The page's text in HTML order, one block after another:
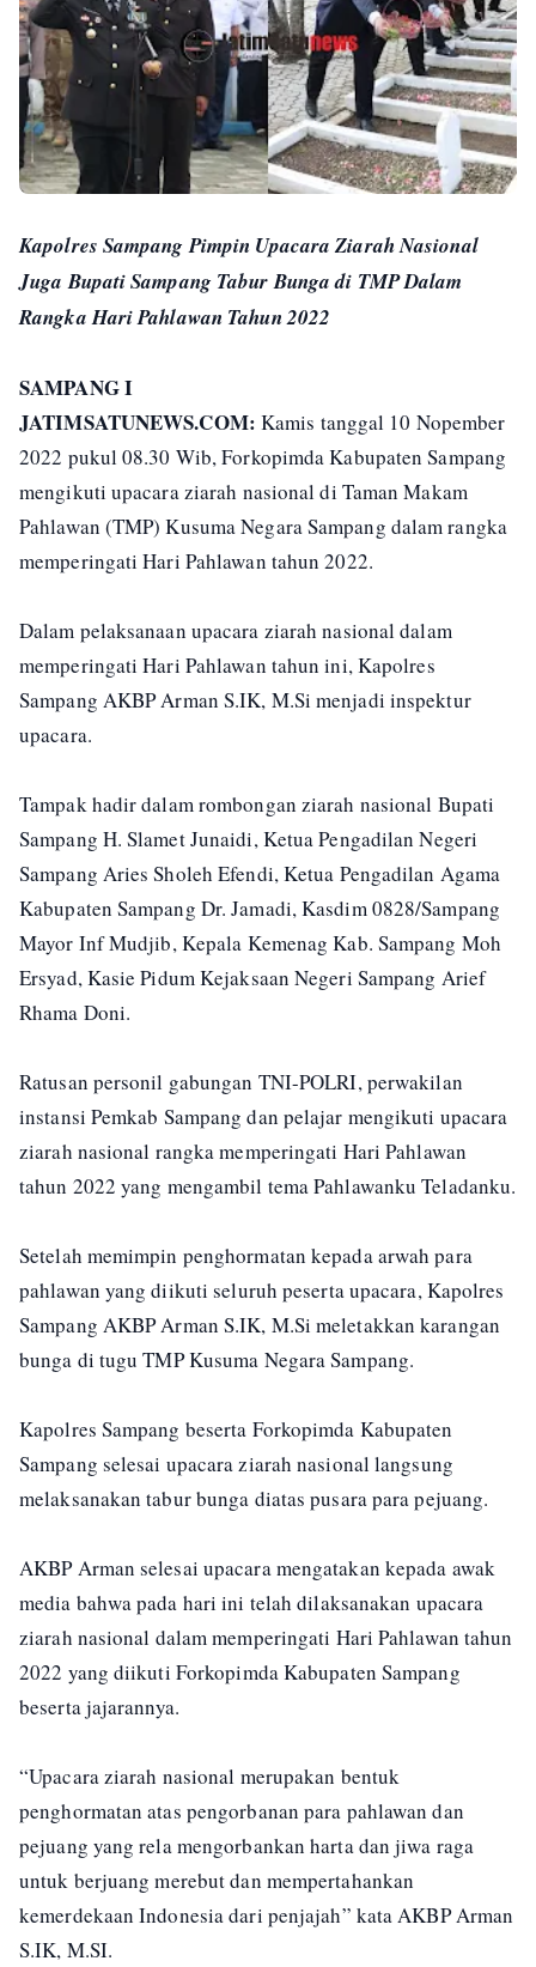
Kapolres Sampang Pimpin Upacara Ziarah Nasional
Juga Bupati Sampang Tabur Bunga di TMP Dalam
Rangka Hari Pahlawan Tahun 2022
SAMPANG I
JATIMSATUNEWS.COM: Kamis tanggal 10 Nopember
2022 pukul 08.30 Wib, Forkopimda Kabupaten Sampang
mengikuti upacara ziarah nasional di Taman Makam
Pahlawan (TMP) Kusuma Negara Sampang dalam rangka
memperingati Hari Pahlawan tahun 2022.
Dalam pelaksanaan upacara ziarah nasional dalam
memperingati Hari Pahlawan tahun ini, Kapolres
Sampang AKBP Arman S.IK, M.Si menjadi inspektur
upacara.
Tampak hadir dalam rombongan ziarah nasional Bupati
Sampang H. Slamet Junaidi, Ketua Pengadilan Negeri
Sampang Aries Sholeh Efendi, Ketua Pengadilan Agama
Kabupaten Sampang Dr. Jamadi, Kasdim 0828/Sampang
Mayor Inf Mudjib, Kepala Kemenag Kab. Sampang Moh
Ersyad, Kasie Pidum Kejaksaan Negeri Sampang Arief
Rhama Doni.
Ratusan personil gabungan TNI-POLRI, perwakilan
instansi Pemkab Sampang dan pelajar mengikuti upacara
ziarah nasional rangka memperingati Hari Pahlawan
tahun 2022 yang mengambil tema Pahlawanku Teladanku.
Setelah memimpin penghormatan kepada arwah para
pahlawan yang diikuti seluruh peserta upacara, Kapolres
Sampang AKBP Arman S.IK, M.Si meletakkan karangan
bunga di tugu TMP Kusuma Negara Sampang.
Kapolres Sampang beserta Forkopimda Kabupaten
Sampang selesai upacara ziarah nasional langsung
melaksanakan tabur bunga diatas pusara para pejuang.
AKBP Arman selesai upacara mengatakan kepada awak
media bahwa pada hari ini telah dilaksanakan upacara
ziarah nasional dalam memperingati Hari Pahlawan tahun
2022 yang diikuti Forkopimda Kabupaten Sampang
beserta jajarannya.
“Upacara ziarah nasional merupakan bentuk
penghormatan atas pengorbanan para pahlawan dan
pejuang yang rela mengorbankan harta dan jiwa raga
untuk berjuang merebut dan mempertahankan
kemerdekaan Indonesia dari penjajah” kata AKBP Arman
S.IK, M.SI.